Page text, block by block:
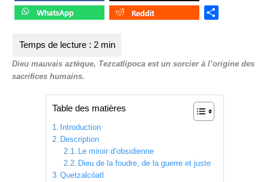
e
Dieu mauvais aztèque, Tezcatlipoca est un sorcier à l’origine des
sacrifices humains.
Table des matières
Introduction
Description
Le miroir d’obsidienne
Dieu de la foudre, de la guerre et juste
Quetzalcòatl